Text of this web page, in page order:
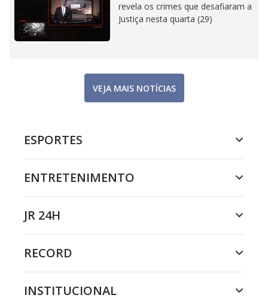
revela os crimes que desafiaram a
Justiça nesta quarta (29)
VEJA MAIS NOTÍCIAS
ESPORTES
ENTRETENIMENTO
JR 24H
RECORD
INSTITUCIONAL